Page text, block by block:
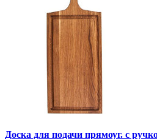
Доска для подачи прямоуг. с